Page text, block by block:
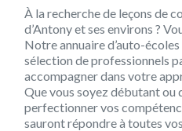
À la recherche de leçons de
d’Antony et ses environs ?
Notre annuaire d’auto-
sélection de professionnels
accompagner dans votre
Que vous soyez débutant ou
perfectionner vos
sauront répondre à toutes